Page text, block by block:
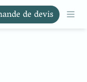
de devis